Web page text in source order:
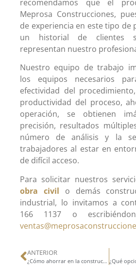
recomendamos que el
Meprosa Construcciones,
de experiencia en este tipo de
un historial de clientes
representan nuestro
Nuestro equipo de trabajo
los equipos necesarios
efectividad del
productividad del proceso,
operación, se obtienen
precisión, resultados
número de análisis y la
trabajadores al estar en
de difícil acceso.
Para solicitar nuestros
obra civil o demás
industrial, lo invitamos a
166 1137 o
ANTERIOR
¿Cómo ahorrar en la construcción de bodegas?